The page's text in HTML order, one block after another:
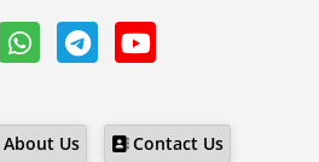
Us Contact Us